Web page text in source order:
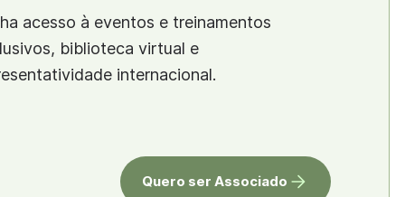
acesso à eventos e treinamentos
biblioteca virtual e
internacional.
Quero ser Associado